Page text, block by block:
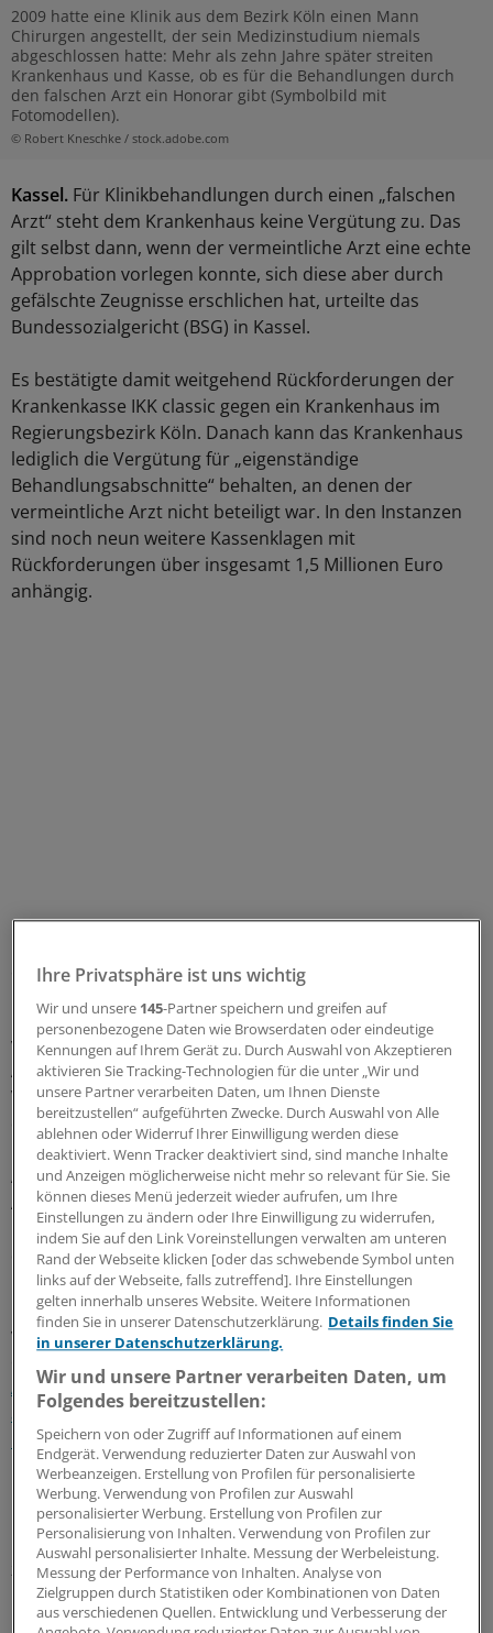
2009 hatte eine Klinik aus dem Bezirk Köln einen Mann
Chirurgen angestellt, der sein Medizinstudium niemals
abgeschlossen hatte: Mehr als zehn Jahre später streiten
Krankenhaus und Kasse, ob es für die Behandlungen durch
den falschen Arzt ein Honorar gibt (Symbolbild mit
Fotomodellen).
© Robert Kneschke / stock.adobe.com
Kassel. Für Klinikbehandlungen durch einen „falschen
Arzt“ steht dem Krankenhaus keine Vergütung zu. Das
gilt selbst dann, wenn der vermeintliche Arzt eine echte
Approbation vorlegen konnte, sich diese aber durch
gefälschte Zeugnisse erschlichen hat, urteilte das
Bundessozialgericht (BSG) in Kassel.
Es bestätigte damit weitgehend Rückforderungen der
Krankenkasse IKK classic gegen ein Krankenhaus im
Regierungsbezirk Köln. Danach kann das Krankenhaus
lediglich die Vergütung für „eigenständige
Behandlungsabschnitte“ behalten, an denen der
vermeintliche Arzt nicht beteiligt war. In den Instanzen
sind noch neun weitere Kassenklagen mit
Rückforderungen über insgesamt 1,5 Millionen Euro
anhängig.
abgelegt
Das im Streitfall beklagte Krankenhaus hatte 2009 einen
vermeintlichen Arzt angestellt und zunächst als
Assistenzarzt, dann als Facharzt im Bereich
Viszeralchirurgie beschäftigt. Später stellte sich heraus,
dass der Mann zwar ein fast vollständiges
Medizinstudium hinter sich, dann aber die
Abschlussprüfungen nicht abgelegt hatte. Die
Approbation, die er sich mit gefälschten Zeugnissen
beim Regierungsbezirk Köln erschlichen hatte, widerrief
die Behörde im November 2015.
In den sechs Jahren davor hatte er 336 Operationen
vorgenommen. Beanstandungen durch Patienten sind
Amtsgericht Düren die Eingriffe durch den „Nichtarzt“
als Körperverletzung in 336 Fällen und verurteilte den
Mann zu einer Bewährungsstrafe von 22 Monaten.
Rückforderung von 31600 Euro
Für die Krankenkasse IKK classic war dies Anlass, für
zehn Behandlungen ab 2012 die bereits ausbezahlten
Honorare zurückzufordern, insgesamt 31 .600 Euro.
Nach dem rechtskräftigen Strafurteil habe es sich um
Ihre Privatsphäre ist uns wichtig
Wir und unsere 145-Partner speichern und greifen auf
personenbezogene Daten wie Browserdaten oder eindeutige
Kennungen auf Ihrem Gerät zu. Durch Auswahl von Akzeptieren
aktivieren Sie Tracking-Technologien für die unter „Wir und
unsere Partner verarbeiten Daten, um Ihnen Dienste
bereitzustellen“ aufgeführten Zwecke. Durch Auswahl von Alle
ablehnen oder Widerruf Ihrer Einwilligung werden diese
deaktiviert. Wenn Tracker deaktiviert sind, sind manche Inhalte
und Anzeigen möglicherweise nicht mehr so relevant für Sie. Sie
können dieses Menü jederzeit wieder aufrufen, um Ihre
Einstellungen zu ändern oder Ihre Einwilligung zu widerrufen,
indem Sie auf den Link Voreinstellungen verwalten am unteren
Rand der Webseite klicken [oder das schwebende Symbol unten
links auf der Webseite, falls zutreffend]. Ihre Einstellungen
gelten innerhalb unseres Website. Weitere Informationen
finden Sie in unserer Datenschutzerklärung. Details finden Sie
in unserer Datenschutzerklärung.
Wir und unsere Partner verarbeiten Daten, um
Folgendes bereitzustellen:
Speichern von oder Zugriff auf Informationen auf einem
Endgerät. Verwendung reduzierter Daten zur Auswahl von
Werbeanzeigen. Erstellung von Profilen für personalisierte
Werbung. Verwendung von Profilen zur Auswahl
personalisierter Werbung. Erstellung von Profilen zur
Personalisierung von Inhalten. Verwendung von Profilen zur
Auswahl personalisierter Inhalte. Messung der Werbeleistung.
Messung der Performance von Inhalten. Analyse von
Zielgruppen durch Statistiken oder Kombinationen von Daten
aus verschiedenen Quellen. Entwicklung und Verbesserung der